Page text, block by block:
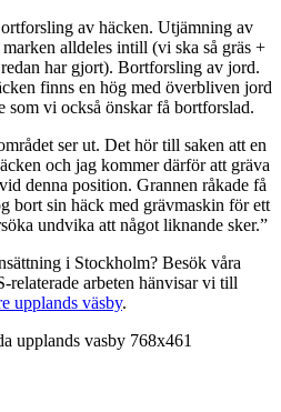
av häcken. Utjämning av
alldeles intill (vi ska så gräs +
har gjort). Bortforsling av jord.
finns en hög med överbliven jord
som vi också önskar få bortforslad.
ser ut. Det hör till saken att en
och jag kommer därför att gräva
denna position. Grannen råkade få
bort sin häck med grävmaskin för ett
undvika att något liknande sker.”
i Stockholm? Besök våra
relaterade arbeten hänvisar vi till
upplands väsby.